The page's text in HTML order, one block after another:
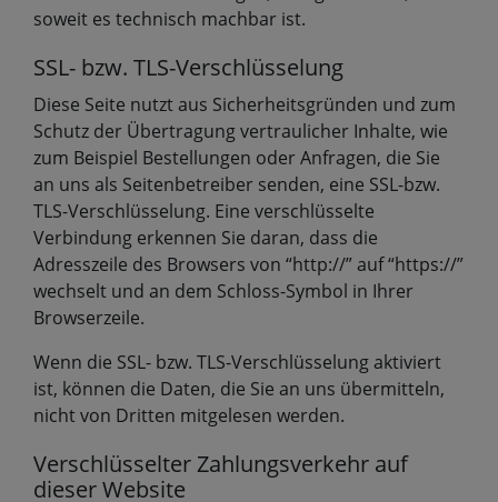
soweit es technisch machbar ist.
SSL- bzw. TLS-Verschlüsselung
Diese Seite nutzt aus Sicherheitsgründen und zum
Schutz der Übertragung vertraulicher Inhalte, wie
zum Beispiel Bestellungen oder Anfragen, die Sie
an uns als Seitenbetreiber senden, eine SSL-bzw.
TLS-Verschlüsselung. Eine verschlüsselte
Verbindung erkennen Sie daran, dass die
Adresszeile des Browsers von “http://” auf “https://”
wechselt und an dem Schloss-Symbol in Ihrer
Browserzeile.
Wenn die SSL- bzw. TLS-Verschlüsselung aktiviert
ist, können die Daten, die Sie an uns übermitteln,
nicht von Dritten mitgelesen werden.
Verschlüsselter Zahlungsverkehr auf
dieser Website